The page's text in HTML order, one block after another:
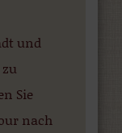
und
Sie
nach